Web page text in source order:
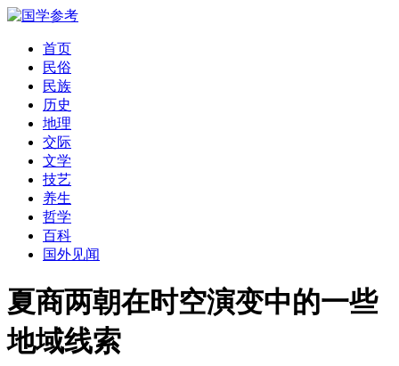
首页
民俗
民族
历史
地理
交际
文学
技艺
养生
哲学
百科
国外见闻
夏商两朝在时空演变中的一些
地域线索